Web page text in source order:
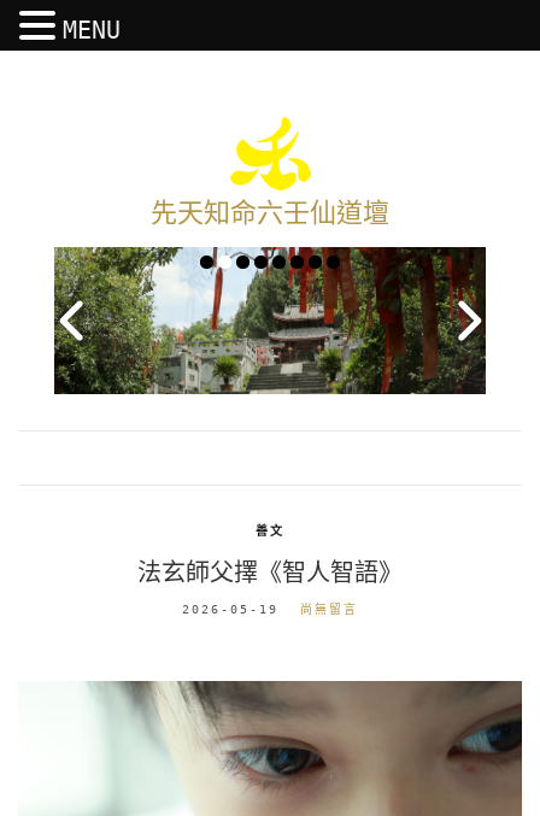
先天知命六壬仙道壇
善文
法玄師父擇《智人智語》
2026-05-19 尚無留言
MENU